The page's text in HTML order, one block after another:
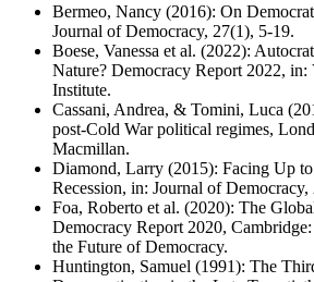
Bermeo, Nancy (2016): On
Journal of Democracy, 27(1), 5-19.
Boese, Vanessa et al. (2022):
Nature? Democracy Report 2022, in:
Institute.
Cassani, Andrea, & Tomini, Luca
post-Cold War political regimes,
Macmillan.
Diamond, Larry (2015): Facing Up
Recession, in: Journal of
Foa, Roberto et al. (2020): The
Democracy Report 2020,
the Future of Democracy.
Huntington, Samuel (1991): The